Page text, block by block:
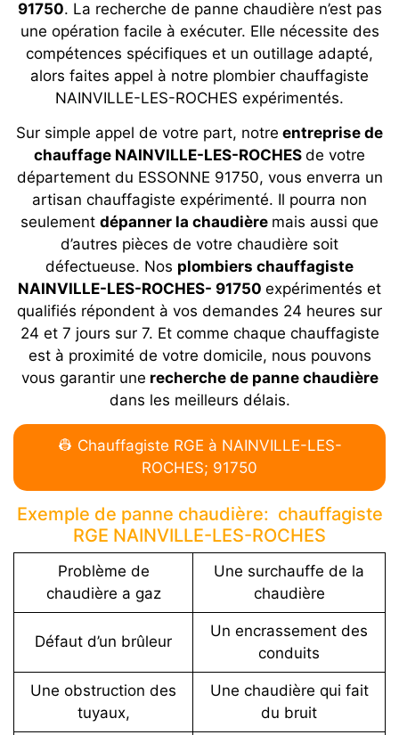
91750. La recherche de panne chaudière n’est pas
une opération facile à exécuter. Elle nécessite des
compétences spécifiques et un outillage adapté,
alors faites appel à notre plombier chauffagiste
NAINVILLE-LES-ROCHES expérimentés.
Sur simple appel de votre part, notre entreprise de
chauffage NAINVILLE-LES-ROCHES de votre
département du ESSONNE 91750, vous enverra un
artisan chauffagiste expérimenté. Il pourra non
seulement dépanner la chaudière mais aussi que
d’autres pièces de votre chaudière soit
défectueuse. Nos plombiers chauffagiste
NAINVILLE-LES-ROCHES- 91750 expérimentés et
qualifiés répondent à vos demandes 24 heures sur
24 et 7 jours sur 7. Et comme chaque chauffagiste
est à proximité de votre domicile, nous pouvons
vous garantir une recherche de panne chaudière
dans les meilleurs délais.
👷 Chauffagiste RGE à NAINVILLE-LES-
ROCHES; 91750
Exemple de panne chaudière: chauffagiste
RGE NAINVILLE-LES-ROCHES
Problème de
chaudière a gaz
Une surchauffe de la
chaudière
Défaut d’un brûleur
Un encrassement des
conduits
Une obstruction des
tuyaux,
Une chaudière qui fait
du bruit